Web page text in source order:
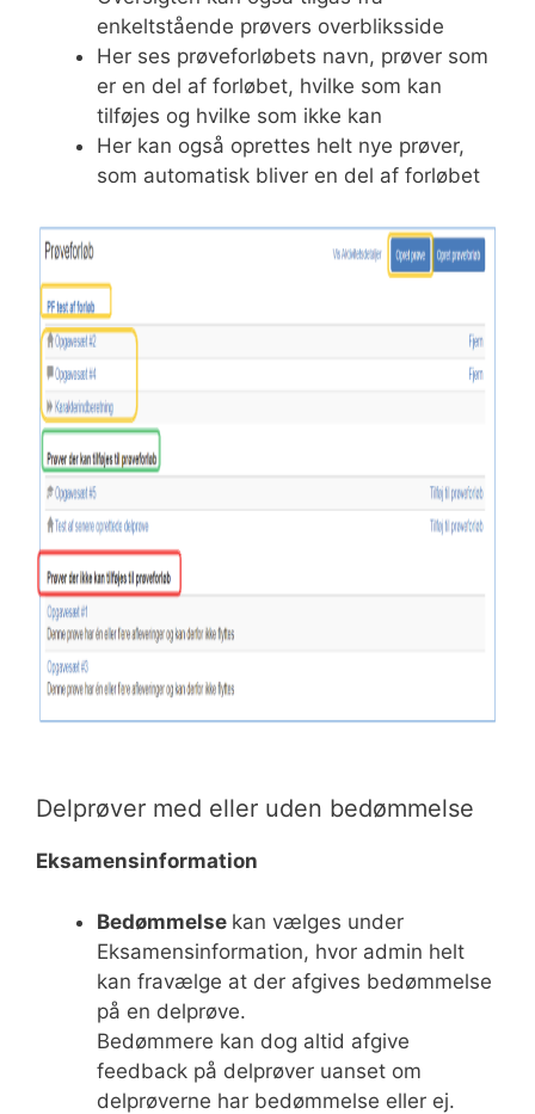
enkeltstående prøvers overbliksside
Her ses prøveforløbets navn, prøver som
er en del af forløbet, hvilke som kan
tilføjes og hvilke som ikke kan
Her kan også oprettes helt nye prøver,
som automatisk bliver en del af forløbet
Delprøver med eller uden bedømmelse
Eksamensinformation
Bedømmelse kan vælges under
Eksamensinformation, hvor admin helt
kan fravælge at der afgives bedømmelse
på en delprøve.
Bedømmere kan dog altid afgive
feedback på delprøver uanset om
delprøverne har bedømmelse eller ej.